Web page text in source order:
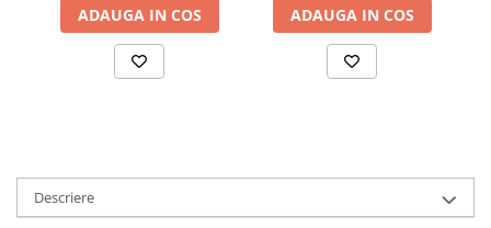
ADAUGA IN COS ADAUGA IN COS
Descriere